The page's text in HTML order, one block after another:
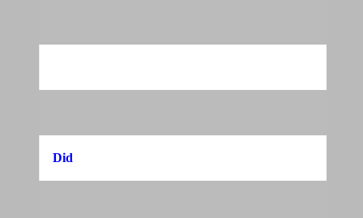
Did